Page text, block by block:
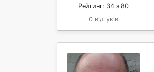
Рейтинг: 34 з 80
0 відгуків